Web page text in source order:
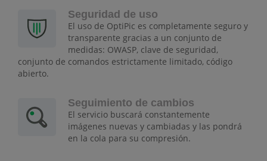
Seguridad de uso
El uso de OptiPic es completamente seguro y
transparente gracias a un conjunto de
medidas: OWASP, clave de seguridad,
conjunto de comandos estrictamente limitado, código
abierto.
Seguimiento de cambios
El servicio buscará constantemente
imágenes nuevas y cambiadas y las pondrá
en la cola para su compresión.